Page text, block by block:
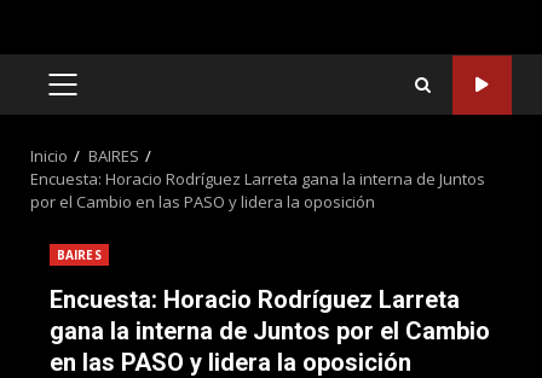
MENÚ
Inicio
BAIRES
Encuesta: Horacio Rodríguez Larreta gana la interna de Juntos
por el Cambio en las PASO y lidera la oposición
BAIRES
Encuesta: Horacio Rodríguez Larreta
gana la interna de Juntos por el Cambio
en las PASO y lidera la oposición